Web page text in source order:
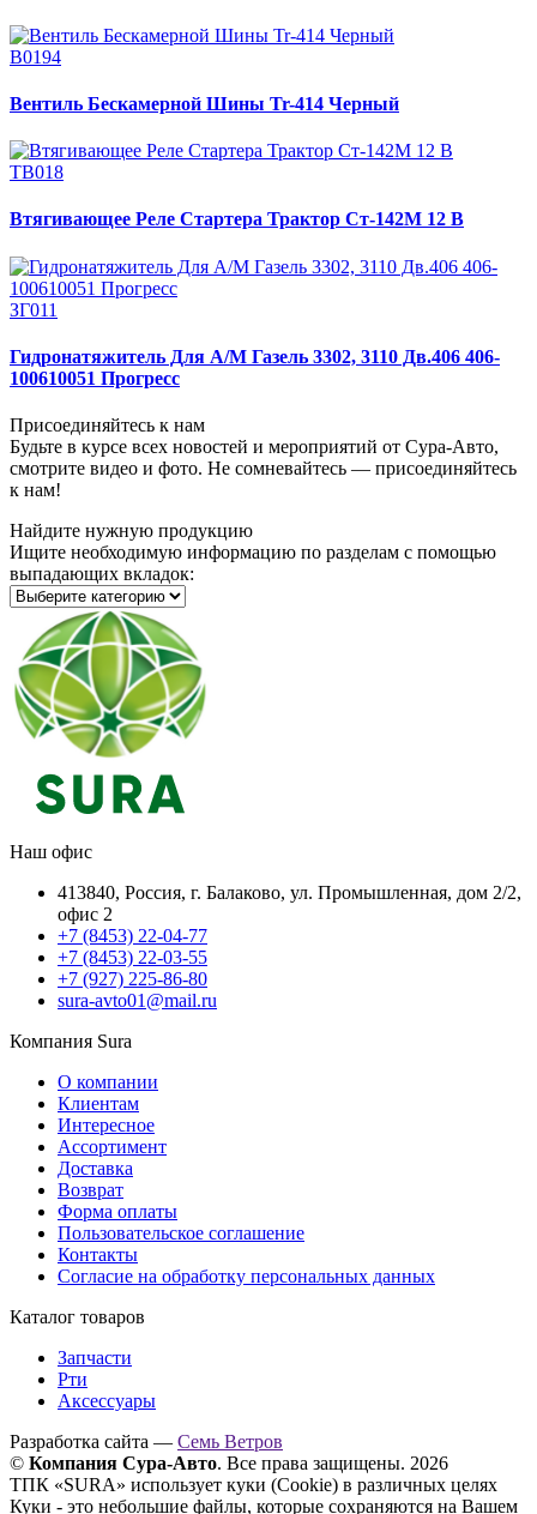
В0194
Вентиль Бескамерной Шины Tr-414 Черный
ТВ018
Втягивающее Реле Стартера Трактор Ст-142М 12 В
ЗГ011
Гидронатяжитель Для А/М Газель 3302, 3110 Дв.406 406-
100610051 Прогресс
Присоединяйтесь к нам
Будьте в курсе всех новостей и мероприятий от Сура-Авто,
смотрите видео и фото. Не сомневайтесь — присоединяйтесь
к нам!
Найдите нужную продукцию
Ищите необходимую информацию по разделам с помощью
выпадающих вкладок:
Наш офис
413840, Россия, г. Балаково, ул. Промышленная, дом 2/2,
офис 2
+7 (8453) 22-04-77
+7 (8453) 22-03-55
+7 (927) 225-86-80
sura-avto01@mail.ru
Компания Sura
О компании
Клиентам
Интересное
Ассортимент
Доставка
Возврат
Форма оплаты
Пользовательское соглашение
Контакты
Согласие на обработку персональных данных
Каталог товаров
Запчасти
Рти
Аксессуары
Разработка сайта — Семь Ветров
© Компания Сура-Авто. Все права защищены. 2026
ТПК «SURA» использует куки (Cookie) в различных целях
Куки - это небольшие файлы, которые сохраняются на Вашем